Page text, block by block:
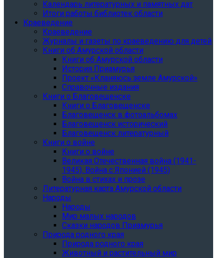
Календарь литературных и памятных дат
Итоги работы библиотек области
Краеведение
Краеведение
Журналы и газеты по краеведению для детей
Книги об Амурской области
Книги об Амурской области
История Приамурья
Проект «Кланяюсь земле Амурской»
Справочные издания
Книги о Благовещенске
Книги о Благовещенске
Благовещенск в фотоальбомах
Благовещенск исторический
Благовещенск литературный
Книги о войне
Книги о войне
Великая Отечественная война (1941-
1945). Война с Японией (1945)
Война в стихах и прозе
Литературная карта Амурской области
Народы
Народы
Мир малых народов
Сказки народов Приамурья
Природа родного края
Природа родного края
Животный и растительный мир